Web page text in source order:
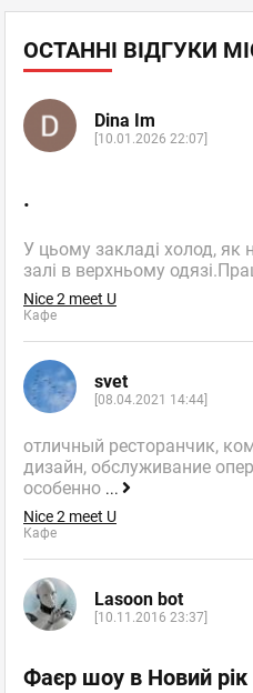
ОСТАННІ ВІДГУКИ
Dina Im
[10.01.2026 22:07]
.
У цьому закладі холод, як
залі в верхньому
Nice 2 meet U
Кафе
svet
[08.04.2021 14:44]
отличный ресторанчик,
дизайн, обслуживание
особенно ...
Nice 2 meet U
Кафе
Lasoon bot
[10.11.2016 23:37]
Фаєр шоу в Новий рік